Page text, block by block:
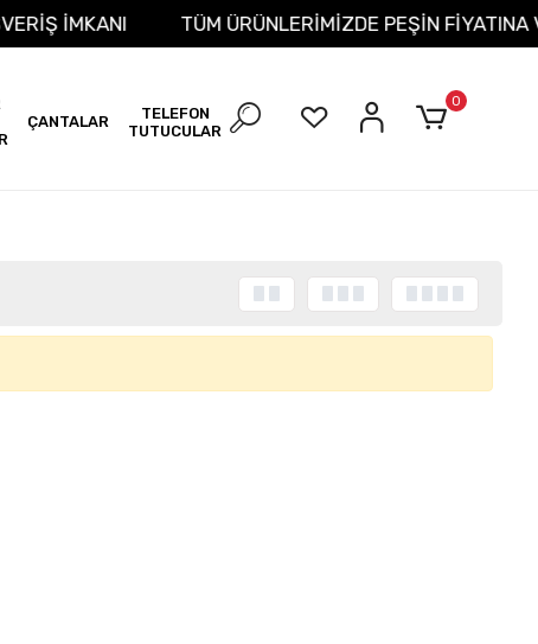
İMKANI TÜM ÜRÜNLERİMİZDE PEŞİN
ÇANTALAR
TELEFON
TUTUCULAR
0